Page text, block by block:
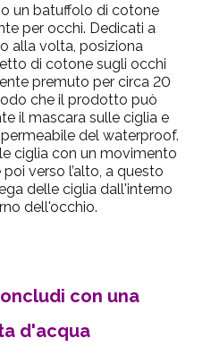
un batuffolo di cotone
per occhi. Dedicati a
alla volta, posiziona
di cotone sugli occhi
premuto per circa 20
che il prodotto può
il mascara sulle ciglia e
del waterproof.
ciglia con un movimento
verso l’alto, a questo
delle ciglia dall'interno
dell'occhio.
con una
d'acqua